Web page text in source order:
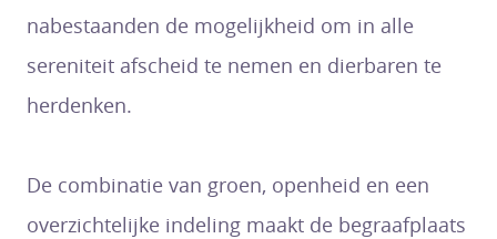
nabestaanden de mogelijkheid om in alle
sereniteit afscheid te nemen en dierbaren te
herdenken.
De combinatie van groen, openheid en een
overzichtelijke indeling maakt de begraafplaats